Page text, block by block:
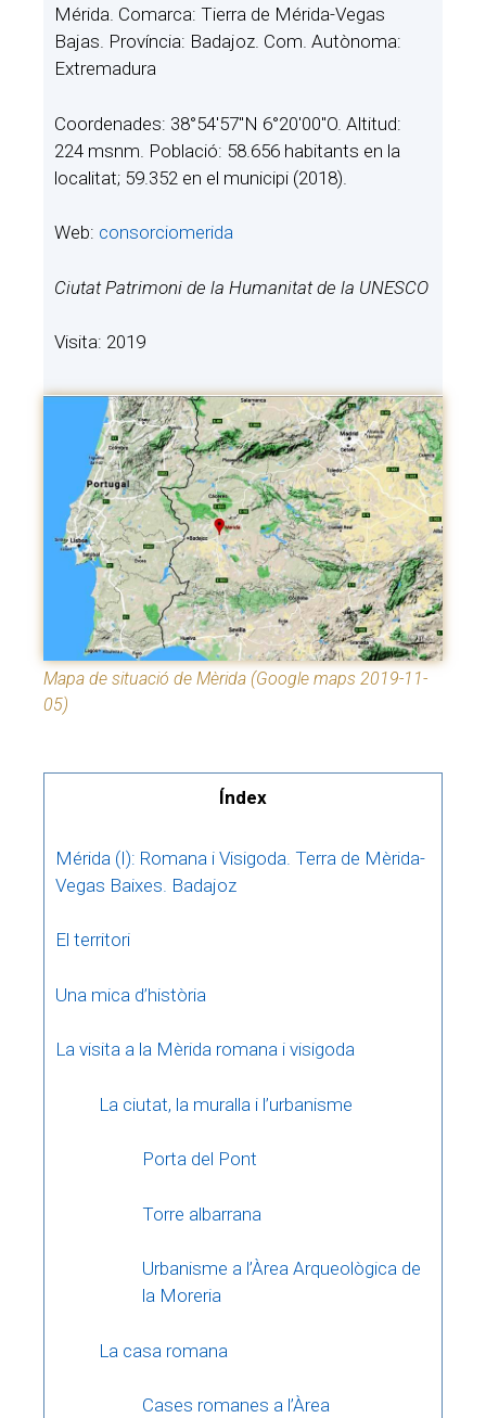
Mérida. Comarca: Tierra de Mérida-Vegas
Bajas. Província: Badajoz. Com. Autònoma:
Extremadura
Coordenades: 38°54′57″N 6°20′00″O. Altitud:
224​ msnm. Població: 58.656 habitants en la
localitat; 59.352 en el municipi (2018).
Web: consorciomerida
Ciutat Patrimoni de la Humanitat de la UNESCO
Visita: 2019
Mapa de situació de Mèrida (Google maps 2019-11-
05)
Índex
Mérida (I): Romana i Visigoda. Terra de Mèrida-
Vegas Baixes. Badajoz
El territori
Una mica d’història
La visita a la Mèrida romana i visigoda
La ciutat, la muralla i l’urbanisme
Porta del Pont
Torre albarrana
Urbanisme a l’Àrea Arqueològica de
la Moreria
La casa romana
Cases romanes a l’Àrea